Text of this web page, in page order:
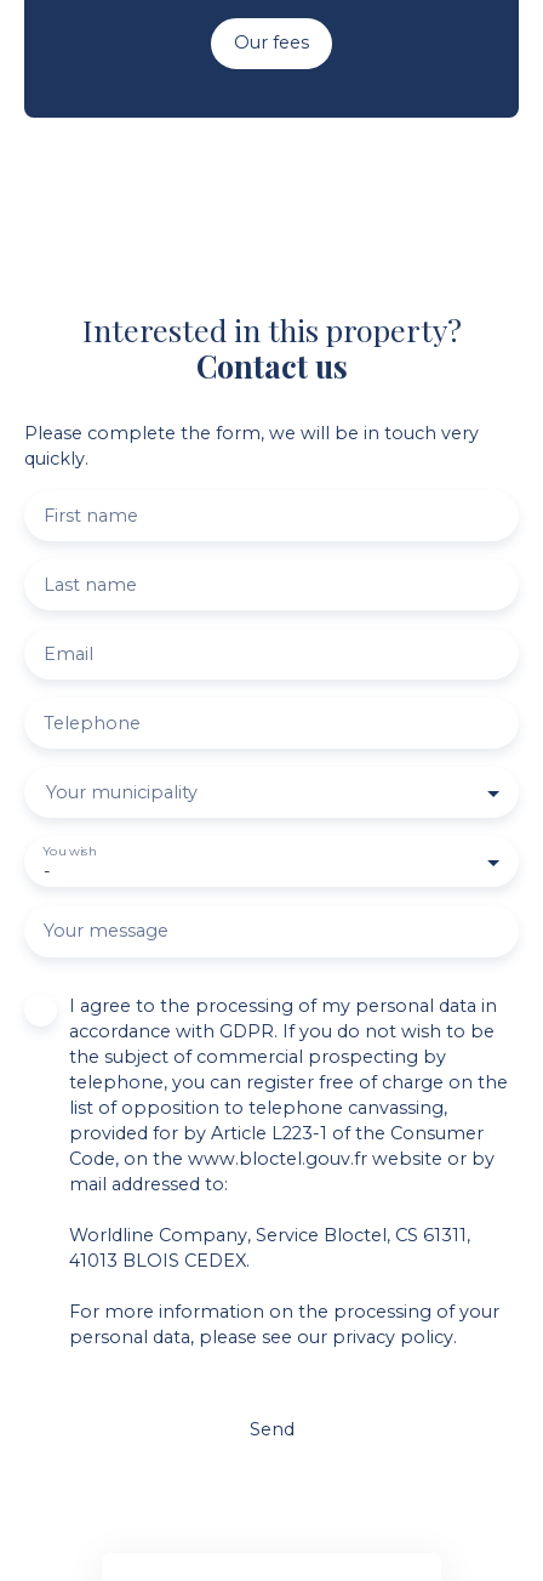
Our fees
Interested in this property?
Contact us
Please complete the form, we will be in touch very
quickly.
First name
Last name
Email
Telephone
Your municipality
-
You wish
Your message
I agree to the processing of my personal data in
accordance with GDPR. If you do not wish to be
the subject of commercial prospecting by
telephone, you can register free of charge on the
list of opposition to telephone canvassing,
provided for by Article L223-1 of the Consumer
Code, on the www.bloctel.gouv.fr website or by
mail addressed to:
Worldline Company, Service Bloctel, CS 61311,
41013 BLOIS CEDEX.
For more information on the processing of your
personal data, please see our privacy policy.
Send